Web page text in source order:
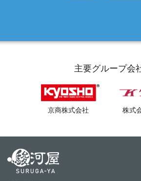
主要グループ会
京商株式会社 株式